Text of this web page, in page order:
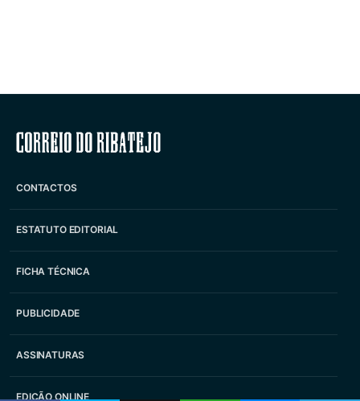
Correio do Ribatejo
CONTACTOS
ESTATUTO EDITORIAL
FICHA TÉCNICA
PUBLICIDADE
ASSINATURAS
EDIÇÃO ONLINE